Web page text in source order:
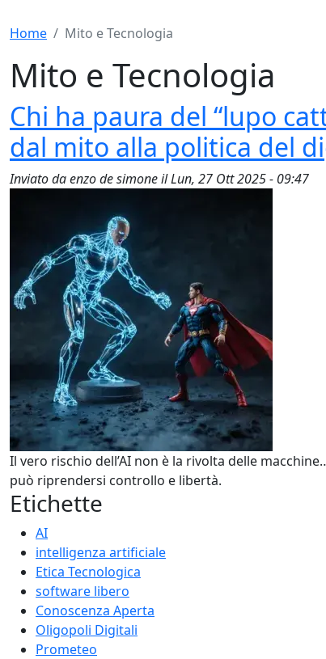
Home Mito e Tecnologia
Mito e Tecnologia
Chi ha paura del “lupo
dal mito alla politica del
Inviato daenzo de simoneilLun, 27 Ott 2025 - 09:47
Il vero rischio dell’AI non è la rivolta delle
può riprendersi controllo e libertà.
Etichette
AI
intelligenza artificiale
Etica Tecnologica
software libero
Conoscenza Aperta
Oligopoli Digitali
Prometeo